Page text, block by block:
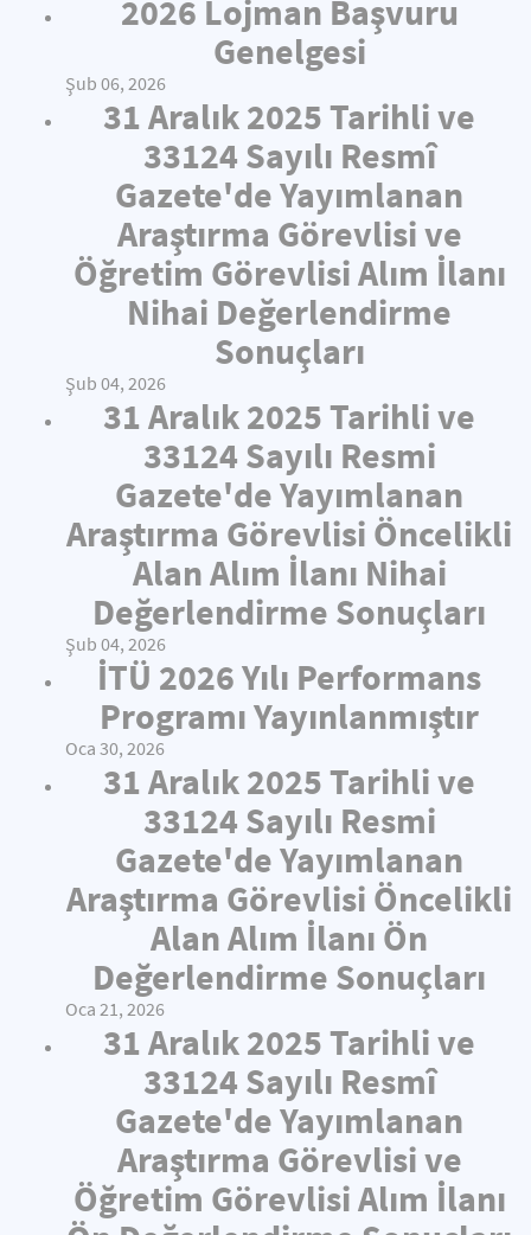
2026 Lojman Başvuru
Genelgesi
Şub 06, 2026
31 Aralık 2025 Tarihli ve
33124 Sayılı Resmî
Gazete'de Yayımlanan
Araştırma Görevlisi ve
Öğretim Görevlisi Alım İlanı
Nihai Değerlendirme
Sonuçları
Şub 04, 2026
31 Aralık 2025 Tarihli ve
33124 Sayılı Resmi
Gazete'de Yayımlanan
Araştırma Görevlisi Öncelikli
Alan Alım İlanı Nihai
Değerlendirme Sonuçları
Şub 04, 2026
İTÜ 2026 Yılı Performans
Programı Yayınlanmıştır
Oca 30, 2026
31 Aralık 2025 Tarihli ve
33124 Sayılı Resmi
Gazete'de Yayımlanan
Araştırma Görevlisi Öncelikli
Alan Alım İlanı Ön
Değerlendirme Sonuçları
Oca 21, 2026
31 Aralık 2025 Tarihli ve
33124 Sayılı Resmî
Gazete'de Yayımlanan
Araştırma Görevlisi ve
Öğretim Görevlisi Alım İlanı